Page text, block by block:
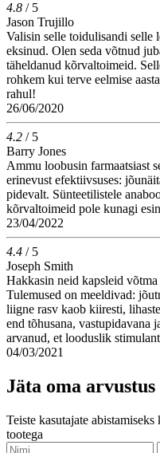
4.8 / 5
Jason Trujillo
Valisin selle toidulisandi selle
eksinud. Olen seda võtnud
täheldanud kõrvaltoimeid.
rohkem kui terve eelmise
rahul!
26/06/2020
4.2 / 5
Barry Jones
Ammu loobusin farmaatsiast
erinevust efektiivsuses:
pidevalt. Sünteetilistele
kõrvaltoimeid pole kunagi
23/04/2022
4.4 / 5
Joseph Smith
Hakkasin neid kapsleid
Tulemused on meeldivad:
liigne rasv kaob kiiresti,
end tõhusana, vastupidavana
arvanud, et looduslik
04/03/2021
Jäta oma arvustus
Teiste kasutajate
tootega